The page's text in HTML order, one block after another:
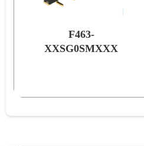
F463-
XXSG0SMXXX